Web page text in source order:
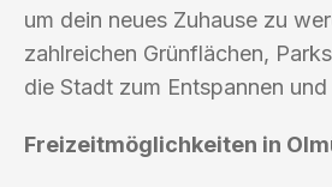
um dein neues Zuhause zu
zahlreichen Grünflächen,
die Stadt zum Entspannen und
Freizeitmöglichkeiten in